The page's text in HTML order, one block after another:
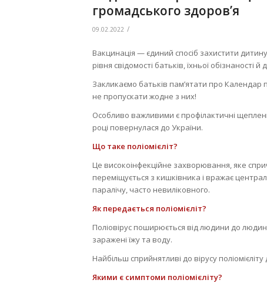
громадського здоров’я
09.02.2022 /
Вакцинація — єдиний спосіб захистити
рівня свідомості батьків, їхньої
Закликаємо батьків пам’ятати про
не пропускати жодне з них!
Особливо важливими є профілактичні
році повернулася до України.
Що таке поліомієліт?
Це високоінфекційне захворювання, яке
переміщується з кишківника і вражає
паралічу, часто невиліковного.
Як передається поліомієліт?
Поліовірус поширюється від людини до
заражені їжу та воду.
Найбільш сприйнятливі до вірусу поліомієліту
Якими є симптоми поліомієліту?